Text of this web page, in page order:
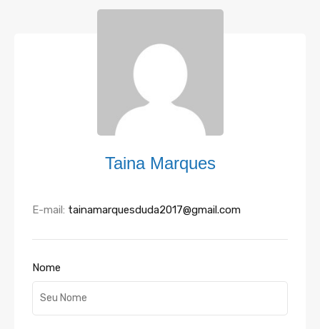
Taina Marques
E-mail: tainamarquesduda2017@gmail.com
Nome